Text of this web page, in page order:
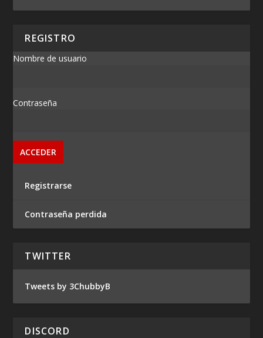
REGISTRO
Nombre de usuario
Contraseña
Registrarse
Contraseña perdida
TWITTER
Tweets by 3ChubbyB
DISCORD